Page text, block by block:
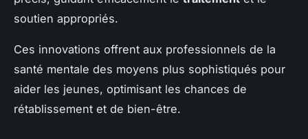
soutien appropriés.
Ces innovations offrent aux professionnels de la
santé mentale des moyens plus sophistiqués pour
aider les jeunes, optimisant les chances de
rétablissement et de bien-être.